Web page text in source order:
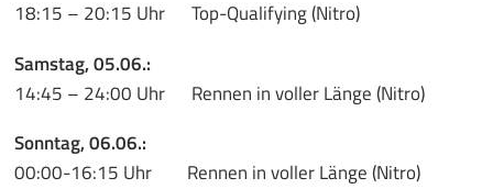
18:15 – 20:15 Uhr Top-Qualifying (Nitro)
Samstag, 05.06.:
14:45 – 24:00 Uhr Rennen in voller Länge (Nitro)
Sonntag, 06.06.:
00:00-16:15 Uhr Rennen in voller Länge (Nitro)